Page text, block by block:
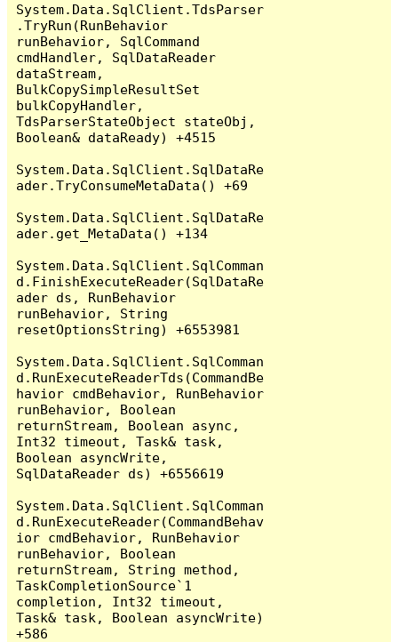
System.Data.SqlClient.TdsParser
.TryRun(RunBehavior
runBehavior, SqlCommand
cmdHandler, SqlDataReader
dataStream,
BulkCopySimpleResultSet
bulkCopyHandler,
TdsParserStateObject stateObj,
Boolean& dataReady) +4515
System.Data.SqlClient.SqlDataRe
ader.TryConsumeMetaData() +69
System.Data.SqlClient.SqlDataRe
ader.get_MetaData() +134
System.Data.SqlClient.SqlComman
d.FinishExecuteReader(SqlDataRe
ader ds, RunBehavior
runBehavior, String
resetOptionsString) +6553981
System.Data.SqlClient.SqlComman
d.RunExecuteReaderTds(CommandBe
havior cmdBehavior, RunBehavior
runBehavior, Boolean
returnStream, Boolean async,
Int32 timeout, Task& task,
Boolean asyncWrite,
SqlDataReader ds) +6556619
System.Data.SqlClient.SqlComman
d.RunExecuteReader(CommandBehav
ior cmdBehavior, RunBehavior
runBehavior, Boolean
returnStream, String method,
TaskCompletionSource`1
completion, Int32 timeout,
Task& task, Boolean asyncWrite)
+586